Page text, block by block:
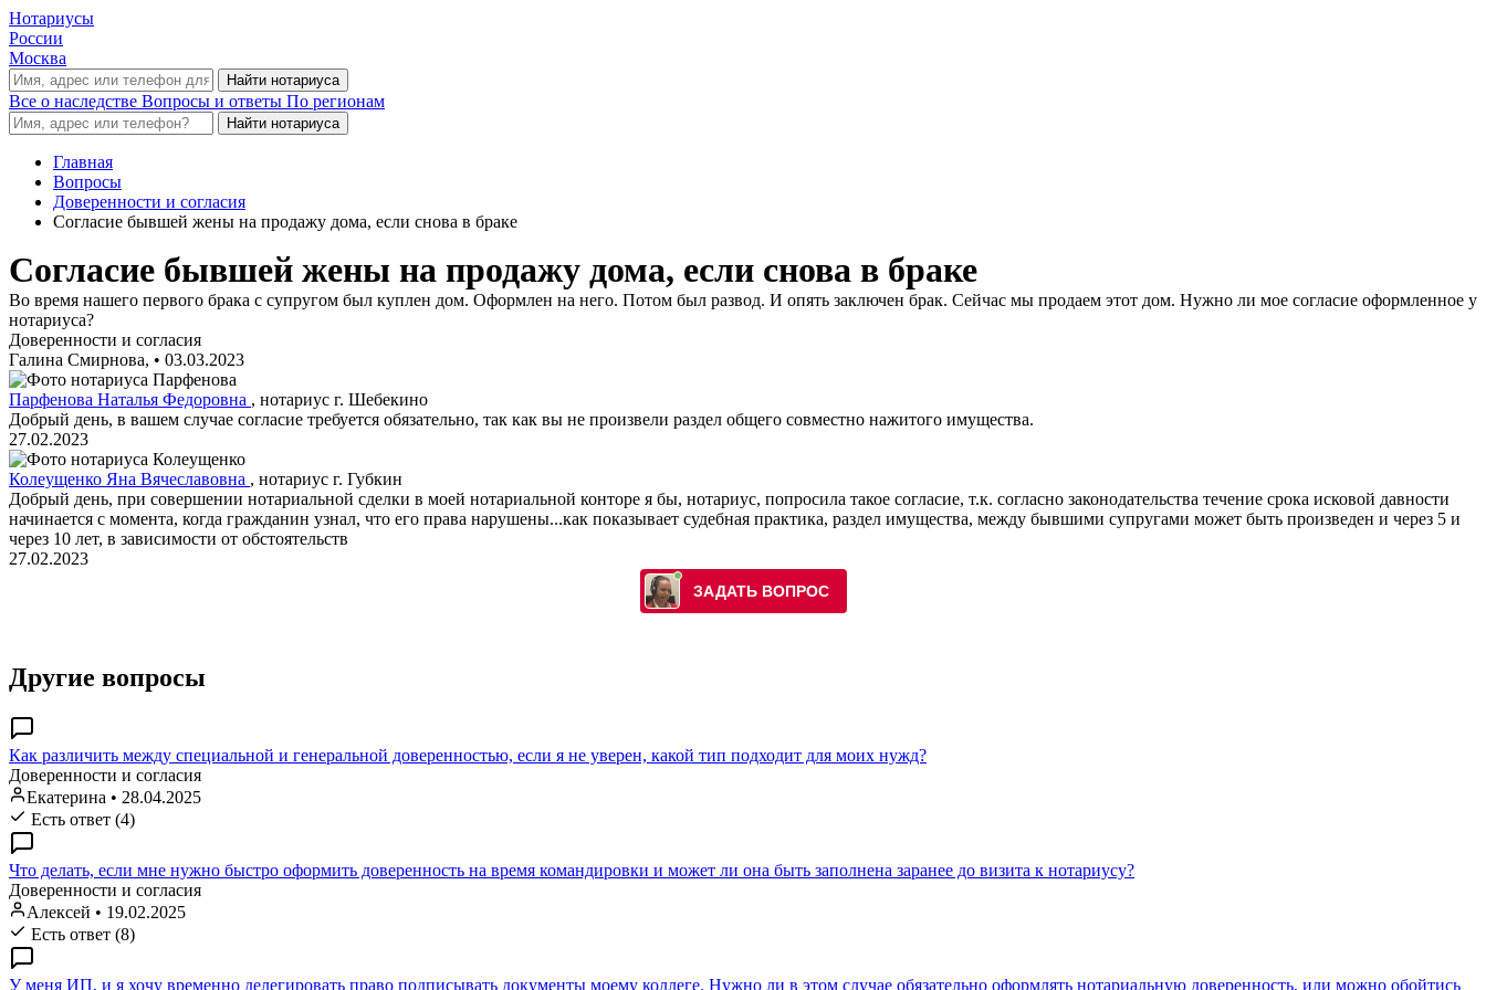
Нотариусы
России
Москва
Все о наследстве Вопросы и ответы По регионам
Главная
Вопросы
Доверенности и согласия
Согласие бывшей жены на продажу дома, если снова в браке
Согласие бывшей жены на продажу дома, если снова в браке
Во время нашего первого брака с супругом был куплен дом. Оформлен на него. Потом был развод. И опять заключен брак. Сейчас мы продаем этот дом. Нужно ли мое согласие оформленное у
нотариуса?
Доверенности и согласия
Галина Смирнова, • 03.03.2023
Парфенова Наталья Федоровна , нотариус г. Шебекино
Добрый день, в вашем случае согласие требуется обязательно, так как вы не произвели раздел общего совместно нажитого имущества.
27.02.2023
Колеущенко Яна Вячеславовна , нотариус г. Губкин
Добрый день, при совершении нотариальной сделки в моей нотариальной конторе я бы, нотариус, попросила такое согласие, т.к. согласно законодательства течение срока исковой давности
начинается с момента, когда гражданин узнал, что его права нарушены...как показывает судебная практика, раздел имущества, между бывшими супругами может быть произведен и через 5 и
через 10 лет, в зависимости от обстоятельств
27.02.2023
Другие вопросы
Как различить между специальной и генеральной доверенностью, если я не уверен, какой тип подходит для моих нужд?
Доверенности и согласия
Екатерина • 28.04.2025
Есть ответ (4)
Что делать, если мне нужно быстро оформить доверенность на время командировки и может ли она быть заполнена заранее до визита к нотариусу?
Доверенности и согласия
Алексей • 19.02.2025
Есть ответ (8)
У меня ИП, и я хочу временно делегировать право подписывать документы моему коллегe. Нужно ли в этом случае обязательно оформлять нотариальную доверенность, или можно обойтись